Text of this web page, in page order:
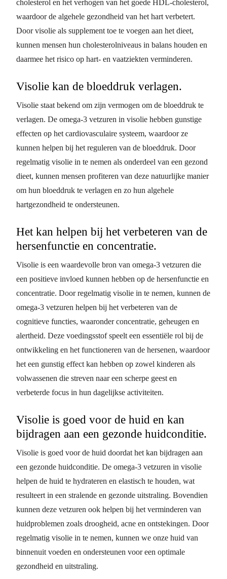
cholesterol en het verhogen van het goede HDL-cholesterol,
waardoor de algehele gezondheid van het hart verbetert.
Door visolie als supplement toe te voegen aan het dieet,
kunnen mensen hun cholesterolniveaus in balans houden en
daarmee het risico op hart- en vaatziekten verminderen.
Visolie kan de bloeddruk verlagen.
Visolie staat bekend om zijn vermogen om de bloeddruk te
verlagen. De omega-3 vetzuren in visolie hebben gunstige
effecten op het cardiovasculaire systeem, waardoor ze
kunnen helpen bij het reguleren van de bloeddruk. Door
regelmatig visolie in te nemen als onderdeel van een gezond
dieet, kunnen mensen profiteren van deze natuurlijke manier
om hun bloeddruk te verlagen en zo hun algehele
hartgezondheid te ondersteunen.
Het kan helpen bij het verbeteren van de
hersenfunctie en concentratie.
Visolie is een waardevolle bron van omega-3 vetzuren die
een positieve invloed kunnen hebben op de hersenfunctie en
concentratie. Door regelmatig visolie in te nemen, kunnen de
omega-3 vetzuren helpen bij het verbeteren van de
cognitieve functies, waaronder concentratie, geheugen en
alertheid. Deze voedingsstof speelt een essentiële rol bij de
ontwikkeling en het functioneren van de hersenen, waardoor
het een gunstig effect kan hebben op zowel kinderen als
volwassenen die streven naar een scherpe geest en
verbeterde focus in hun dagelijkse activiteiten.
Visolie is goed voor de huid en kan
bijdragen aan een gezonde huidconditie.
Visolie is goed voor de huid doordat het kan bijdragen aan
een gezonde huidconditie. De omega-3 vetzuren in visolie
helpen de huid te hydrateren en elastisch te houden, wat
resulteert in een stralende en gezonde uitstraling. Bovendien
kunnen deze vetzuren ook helpen bij het verminderen van
huidproblemen zoals droogheid, acne en ontstekingen. Door
regelmatig visolie in te nemen, kunnen we onze huid van
binnenuit voeden en ondersteunen voor een optimale
gezondheid en uitstraling.